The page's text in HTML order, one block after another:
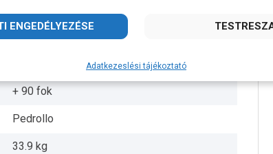
AISI 431 rozsdamentes acél
+ 90 fok
Pedrollo
33.9 kg
Adatkezeslési tájékoztató